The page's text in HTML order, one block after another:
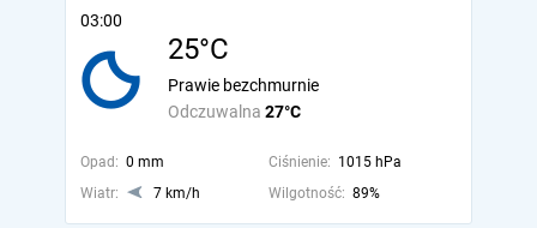
03:00
25°C
Odczuwalna 27°C
Prawie bezchmurnie
Opad: 0 mm Ciśnienie: 1015 hPa
Wiatr:
7 km/h Wilgotność: 89%